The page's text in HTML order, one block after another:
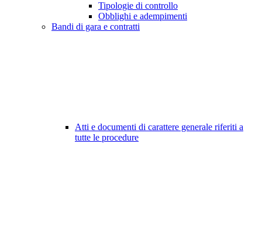
Tipologie di controllo
Obblighi e adempimenti
Bandi di gara e contratti
Atti e documenti di carattere generale riferiti a
tutte le procedure